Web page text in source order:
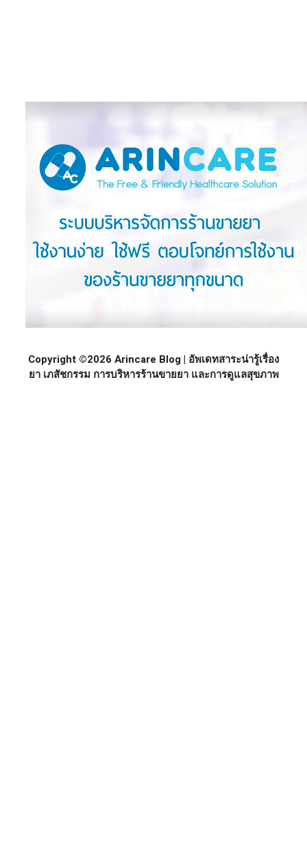
Copyright ©2026 Arincare Blog | อัพเดทสาระน่ารู้เรื่อง
ยา เภสัชกรรม การบริหารร้านขายยา และการดูแลสุขภาพ